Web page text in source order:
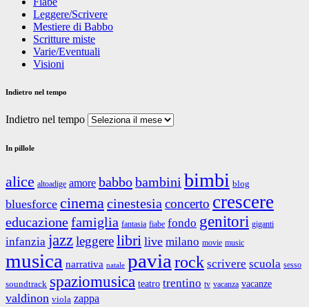
Leggere/Scrivere
Mestiere di Babbo
Scritture miste
Varie/Eventuali
Visioni
Indietro nel tempo
Indietro nel tempo
In pillole
alice altoadige amore babbobambini bimbi blog
bluesforce cinemacinestesia concerto crescere
educazionefamiglia fantasia fiabe fondo genitori giganti
infanzia jazzleggerelibri live milano movie music
musica narrativa natale pavia rock scrivere scuola sesso
soundtrack spaziomusica teatro trentino tv vacanza vacanze
valdinon viola zappa